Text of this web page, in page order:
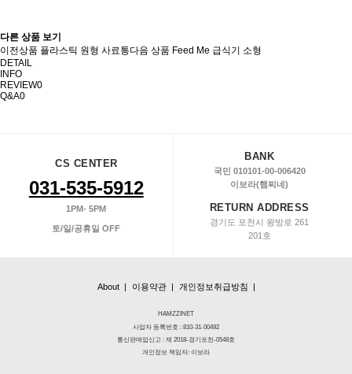
다른 상품 보기
이전상품 플라스틱 원형 사료통다음 상품 Feed Me 급식기 소형
DETAIL
INFO
REVIEW0
Q&A0
CS CENTER
031-535-5912
1PM- 5PM
토/일/공휴일 OFF
BANK
국민 010101-00-006420
이보라(햄찌네)
RETURN ADDRESS
경기도 포천시 왕방로 261
201호
About | 이용약관 | 개인정보취급방침 |
HAMZZINET
사업자 등록번호 : 810-31-00492
통신판매업신고 : 제 2018-경기포천-0548호
개인정보 책임자: 이보라